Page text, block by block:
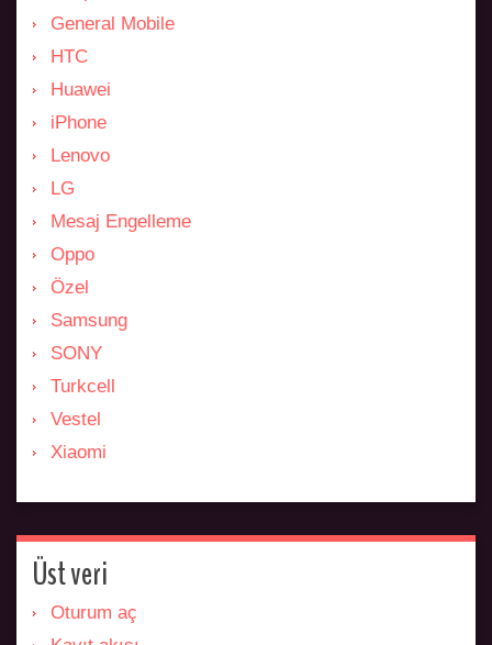
General Mobile
HTC
Huawei
iPhone
Lenovo
LG
Mesaj Engelleme
Oppo
Özel
Samsung
SONY
Turkcell
Vestel
Xiaomi
Üst veri
Oturum aç